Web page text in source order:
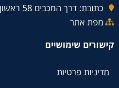
כתובת: דרך המכבים 58 ראשון לציון, 7535998
מפת אתר
קישורים שימושיים
מדיניות פרטיות